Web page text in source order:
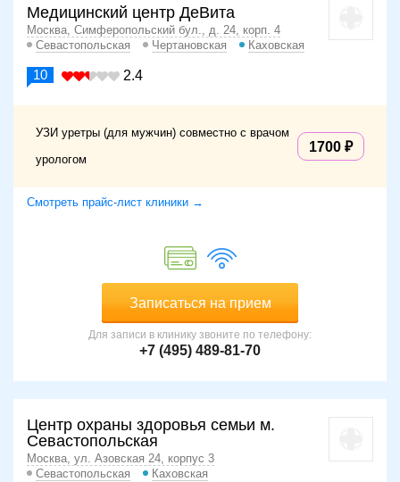
Медицинский центр ДеВита
Москва, Симферопольский бул., д. 24, корп. 4
Севастопольская
Чертановская Каховская
10 2.4
УЗИ уретры (для мужчин) совместно с врачом
урологом
1700
Смотреть прайс-лист клиники →
Записаться на прием
Для записи в клинику звоните по телефону:
+7 (495) 489-81-70
Центр охраны здоровья семьи м.
Севастопольская
Москва, ул. Азовская 24, корпус 3
Севастопольская
Каховская